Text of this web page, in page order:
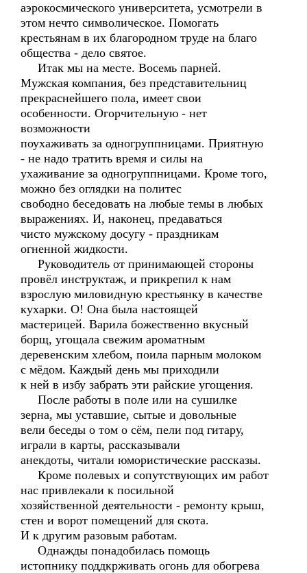
аэрокосмического университета, усмотрели в
этом нечто символическое. Помогать
крестьянам в их благородном труде на благо
общества - дело святое.
Итак мы на месте. Восемь парней.
Мужская компания, без представительниц
прекраснейшего пола, имеет свои
особенности. Огорчительную - нет
возможности
поухаживать за одногруппницами. Приятную
- не надо тратить время и силы на
ухаживание за одногруппницами. Кроме того,
можно без оглядки на политес
свободно беседовать на любые темы в любых
выражениях. И, наконец, предаваться
чисто мужскому досугу - праздникам
огненной жидкости.
Руководитель от принимающей стороны
провёл инструктаж, и прикрепил к нам
взрослую миловидную крестьянку в качестве
кухарки. О! Она была настоящей
мастерицей. Варила божественно вкусный
борщ, угощала свежим ароматным
деревенским хлебом, поила парным молоком
с мёдом. Каждый день мы приходили
к ней в избу забрать эти райские угощения.
После работы в поле или на сушилке
зерна, мы уставшие, сытые и довольные
вели беседы о том о сём, пели под гитару,
играли в карты, рассказывали
анекдоты, читали юмористические рассказы.
Кроме полевых и сопутствующих им работ
нас привлекали к посильной
хозяйственной деятельности - ремонту крыш,
стен и ворот помещений для скота.
И к другим разовым работам.
Однажды понадобилась помощь
истопнику поддкрживать огонь для обогрева